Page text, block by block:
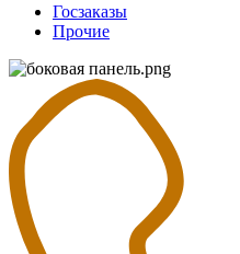
Госзаказы
Прочие